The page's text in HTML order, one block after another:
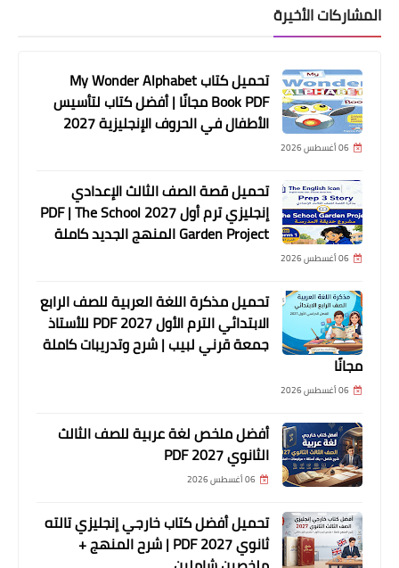
المشاركات الأخيرة
تحميل كتاب My Wonder Alphabet
Book PDF مجانًا | أفضل كتاب لتأسيس
الأطفال في الحروف الإنجليزية 2027
06 أغسطس 2026
تحميل قصة الصف الثالث الإعدادي
إنجليزي ترم أول 2027 PDF | The School
Garden Project المنهج الجديد كاملة
06 أغسطس 2026
تحميل مذكرة اللغة العربية للصف الرابع
الابتدائي الترم الأول 2027 PDF للأستاذ
جمعة قرني لبيب | شرح وتدريبات كاملة
مجانًا
06 أغسطس 2026
أفضل ملخص لغة عربية للصف الثالث
الثانوي 2027 PDF
06 أغسطس 2026
تحميل أفضل كتاب خارجي إنجليزي تالته
ثانوي 2027 PDF | شرح المنهج +